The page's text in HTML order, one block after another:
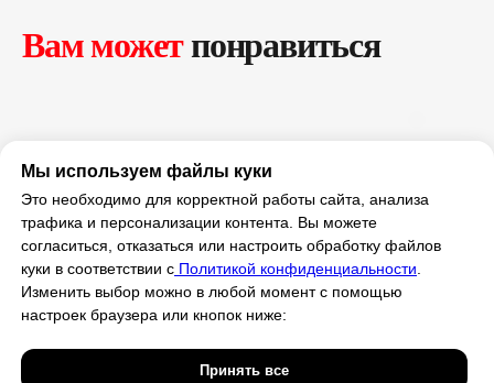
Вам можетпонравиться
smiletogo.ru
Мы используем файлы куки
Это необходимо для корректной работы сайта, анализа
трафика и персонализации контента. Вы можете
согласиться, отказаться или настроить обработку файлов
куки в соответствии с Политикой конфиденциальности
Изменить выбор можно в любой момент с помощью
настроек браузера или кнопок ниже:
Принять все